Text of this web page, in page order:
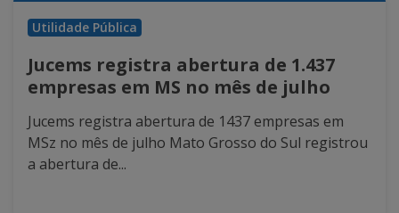
Utilidade Pública
Jucems registra abertura de 1.437
empresas em MS no mês de julho
Jucems registra abertura de 1437 empresas em
MSz no mês de julho Mato Grosso do Sul registrou
a abertura de...